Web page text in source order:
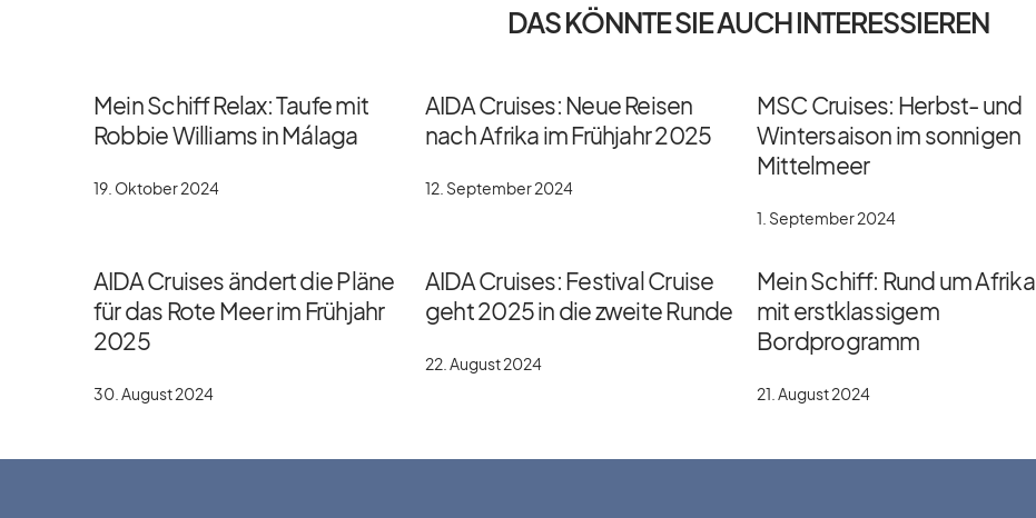
DAS KÖNNTE SIE AUCH INTERESSIEREN
Mein Schiff Relax: Taufe mit
Robbie Williams in Málaga
19. Oktober 2024
AIDA Cruises: Neue Reisen
nach Afrika im Frühjahr 2025
12. September 2024
MSC Cruises: Herbst- und
Wintersaison im sonnigen
Mittelmeer
1. September 2024
AIDA Cruises ändert die Pläne
für das Rote Meer im Frühjahr
2025
30. August 2024
AIDA Cruises: Festival Cruise
geht 2025 in die zweite Runde
22. August 2024
Mein Schiff: Rund um Afrika
mit erstklassigem
Bordprogramm
21. August 2024